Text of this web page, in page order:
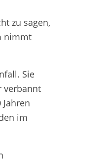
zu sagen,
nimmt
Sie
verbannt
im